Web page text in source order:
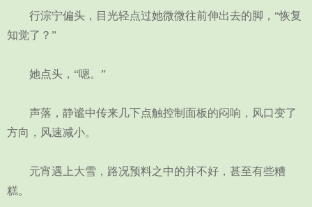
行淙宁偏头，目光轻点过她微微往前伸出去的脚，“恢复
知觉了？”
她点头，“嗯。”
声落，静谧中传来几下点触控制面板的闷响，风口变了
方向，风速减小。
元宵遇上大雪，路况预料之中的并不好，甚至有些糟
糕。